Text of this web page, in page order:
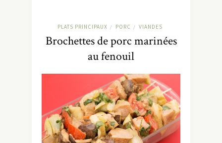
PLATS PRINCIPAUX / PORC / VIANDES
Brochettes de porc marinées
au fenouil